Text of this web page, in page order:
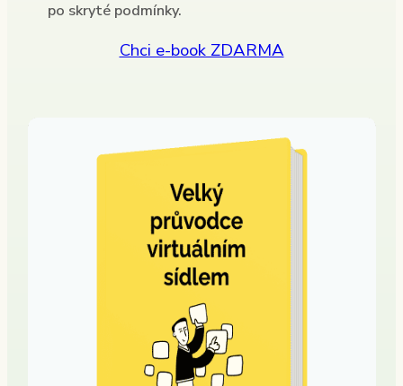
po skryté podmínky.
Chci e-book ZDARMA